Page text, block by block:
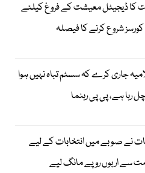
کا ڈیجیٹل معیشت کے فروغ کیلئے
شروع کرنے کا فیصلہ
جاری کرے کہ سسٹم تباہ نہیں ہوا
رہا ہے، پی پی رہنما
نے صوبے میں انتخابات کے لیے
سے اربوں روپے مانگ لیے